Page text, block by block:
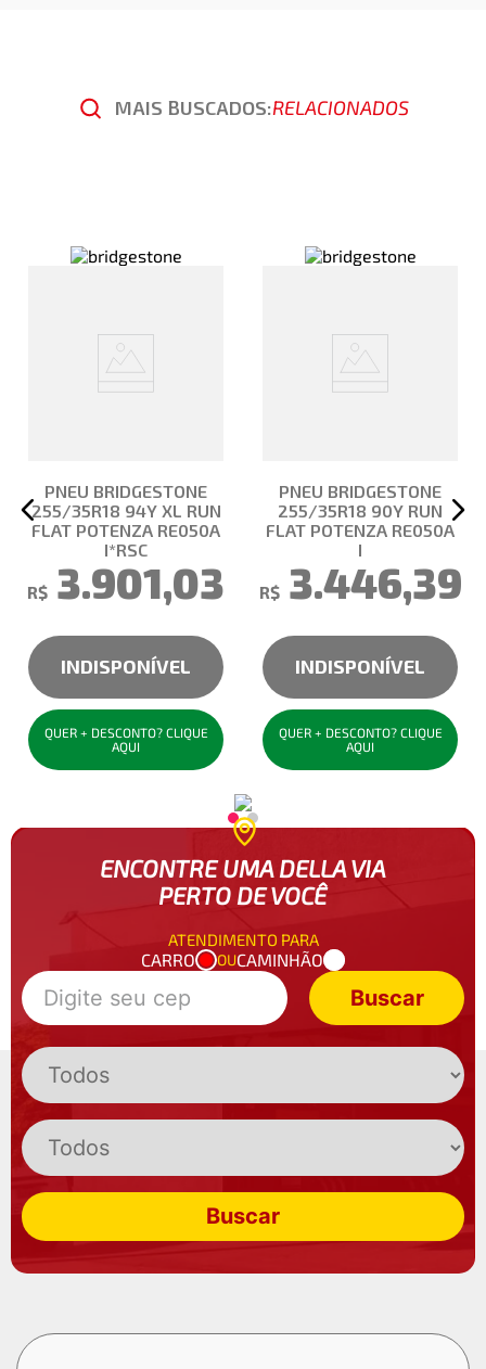
MAIS BUSCADOS:RELACIONADOS
PNEU BRIDGESTONE
255/35R18 94Y XL RUN
FLAT POTENZA RE050A
I*RSC
R$ 3.901,03
INDISPONÍVEL
QUER + DESCONTO? CLIQUE
AQUI
PNEU BRIDGESTONE
255/35R18 90Y RUN
FLAT POTENZA RE050A
I
R$ 3.446,39
INDISPONÍVEL
QUER + DESCONTO? CLIQUE
AQUI
ENCONTRE UMA DELLA VIA
PERTO DE VOCÊ
ATENDIMENTO PARA
CARRO OUCAMINHÃO
Buscar
Buscar